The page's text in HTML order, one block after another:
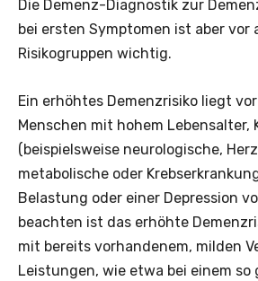
Die Demenz-Diagnostik zur
bei ersten Symptomen ist aber vor
Risikogruppen wichtig.
Ein erhöhtes Demenzrisiko liegt
Menschen mit hohem Lebensalter,
(beispielsweise neurologische,
metabolische oder
Belastung oder einer Depression
beachten ist das erhöhte
mit bereits vorhandenem, milden
Leistungen, wie etwa bei einem so